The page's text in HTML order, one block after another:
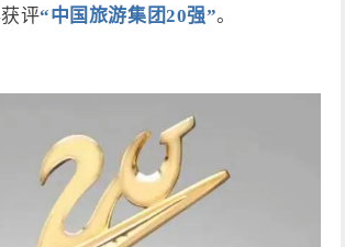
评“中国旅游集团20强”。